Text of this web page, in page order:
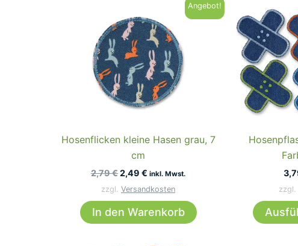
Angebot!
Hosenflicken kleine Hasen grau, 7
cm
2,79€Ursprünglicher
war:
2,49 € Aktueller
ist:
inkl. Mwst.
zzgl. Versandkosten
In den Warenkorb
zzgl.